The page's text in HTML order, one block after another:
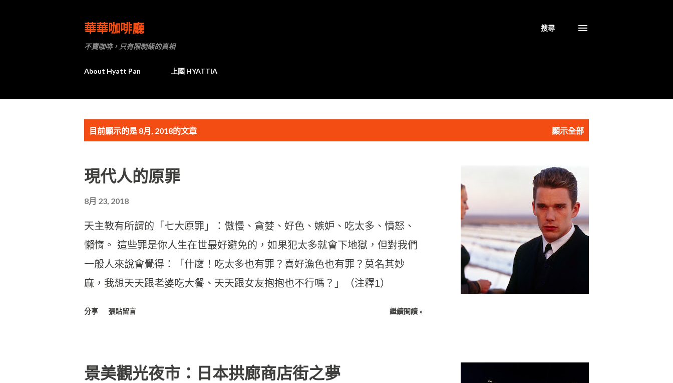
華華咖啡廳
不賣咖啡，只有限制級的真相
搜尋
About Hyatt Pan 上國 HYATTIA
目前顯示的是 8月, 2018的文章 顯示全部
現代人的原罪
8月 23, 2018
天主教有所謂的「七大原罪」：傲慢、貪婪、好色、嫉妒、吃太多、憤怒、
懶惰。 這些罪是你人生在世最好避免的，如果犯太多就會下地獄，但對我們
一般人來說會覺得：「什麼！吃太多也有罪？喜好漁色也有罪？莫名其妙
麻，我想天天跟老婆吃大餐、天天跟女友抱抱也不行嗎？」（注釋1）
分享 張貼留言 繼續閱讀 »
景美觀光夜市：日本拱廊商店街之夢